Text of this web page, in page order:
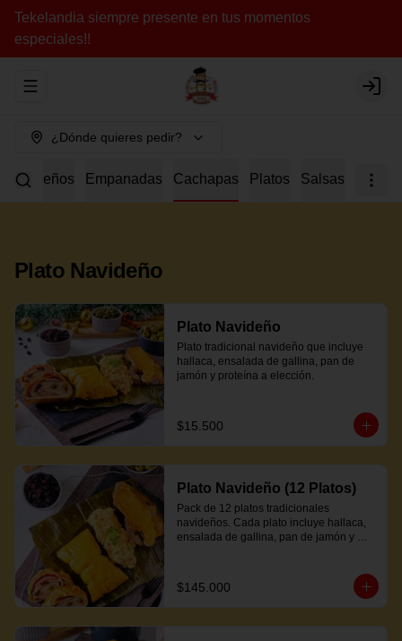
Tekelandia siempre presente en tus momentos
especiales!!
Abrir menu de navegación Login
¿Dónde quieres pedir?
Tequeños Empanadas Cachapas Platos Salsas
Plato Navideño
Plato Navideño
Plato tradicional navideño que incluye
hallaca, ensalada de gallina, pan de
jamón y proteína a elección.
$15.500
Plato Navideño (12 Platos)
Pack de 12 platos tradicionales
navideños. Cada plato incluye hallaca,
ensalada de gallina, pan de jamón y
$145.000